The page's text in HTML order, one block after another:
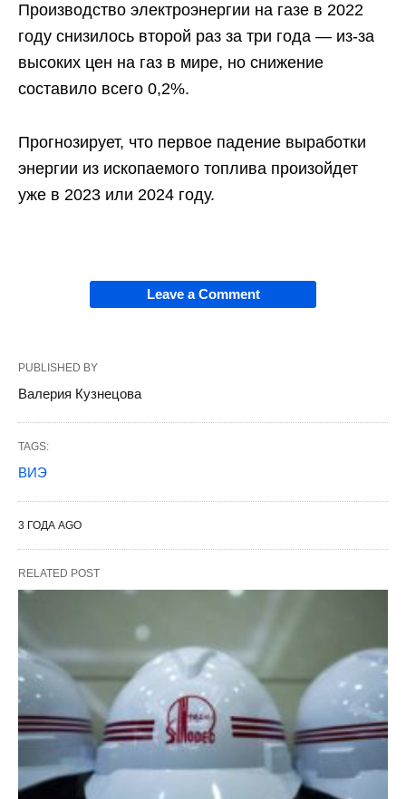
Производство электроэнергии на газе в 2022
году снизилось второй раз за три года — из-за
высоких цен на газ в мире, но снижение
составило всего 0,2%.
Прогнозирует, что первое падение выработки
энергии из ископаемого топлива произойдет
уже в 2023 или 2024 году.
Leave a Comment
PUBLISHED BY
Валерия Кузнецова
TAGS:
ВИЭ
3 ГОДА AGO
RELATED POST